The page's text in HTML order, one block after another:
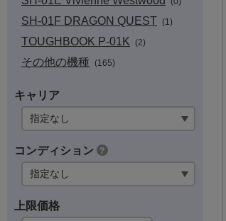
SH-01F DRAGON QUEST (1)
TOUGHBOOK P-01K (2)
その他の機種 (165)
キャリア
コンディション ?
上限価格